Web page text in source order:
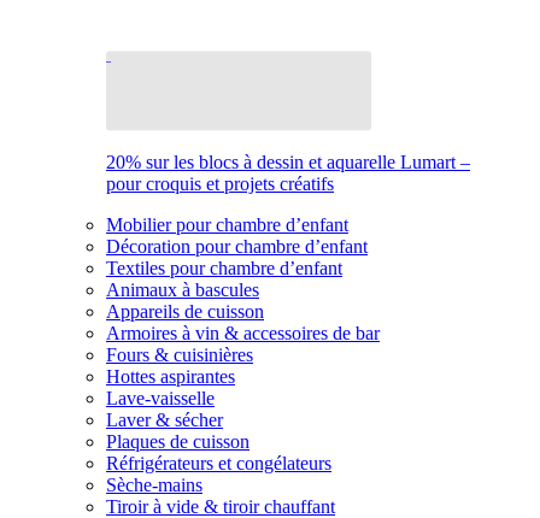
20% sur les blocs à dessin et aquarelle Lumart –
pour croquis et projets créatifs
Mobilier pour chambre d’enfant
Décoration pour chambre d’enfant
Textiles pour chambre d’enfant
Animaux à bascules
Appareils de cuisson
Armoires à vin & accessoires de bar
Fours & cuisinières
Hottes aspirantes
Lave-vaisselle
Laver & sécher
Plaques de cuisson
Réfrigérateurs et congélateurs
Sèche-mains
Tiroir à vide & tiroir chauffant